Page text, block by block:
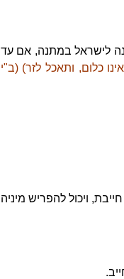
לישראל במתנה, אם עד
כלום, ותאכל לזר) (ב"י
ויכול להפריש מיניה